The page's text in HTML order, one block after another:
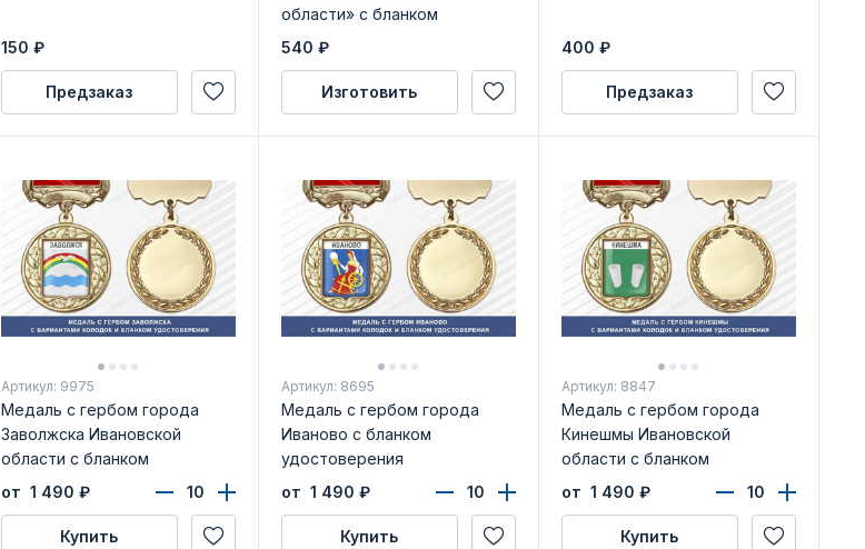
150 ₽
Предзаказ
области» с бланком
удостоверения
540 ₽
Изготовить
400 ₽
Предзаказ
Артикул: 9975
Медаль с гербом города
Заволжска Ивановской
области с бланком
удостоверения
от 1 490 ₽
Купить
Артикул: 8695
Медаль с гербом города
Иваново с бланком
удостоверения
от 1 490 ₽
Купить
Артикул: 8847
Медаль с гербом города
Кинешмы Ивановской
области с бланком
удостоверения
от 1 490 ₽
Купить